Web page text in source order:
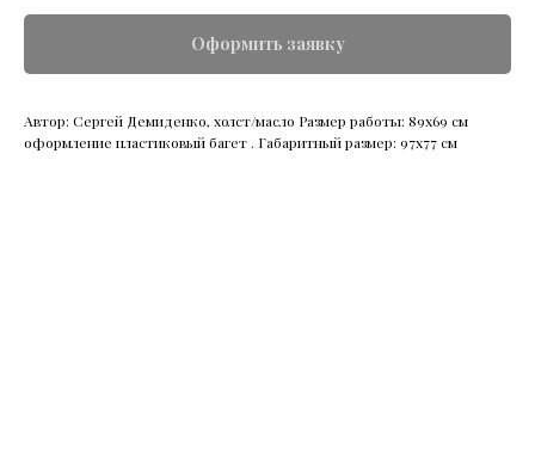
Оформить заявку
Автор: Сергей Демиденко, холст/масло Размер работы: 89х69 см
оформление пластиковый багет . Габаритный размер: 97х77 см